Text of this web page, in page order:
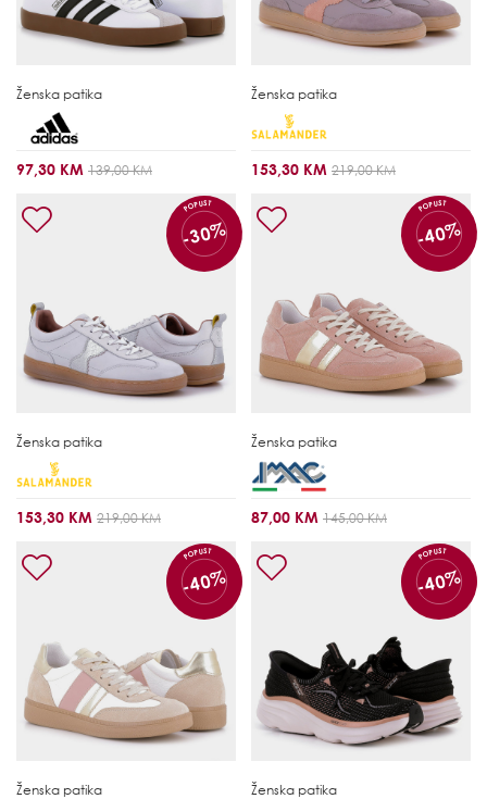
Ženska patika
97,30 KM 139,00 KM
Ženska patika
153,30 KM 219,00 KM
POPUST
-30%
Ženska patika
153,30 KM 219,00 KM
POPUST
-40%
Ženska patika
87,00 KM 145,00 KM
POPUST
-40%
Ženska patika
POPUST
-40%
Ženska patika